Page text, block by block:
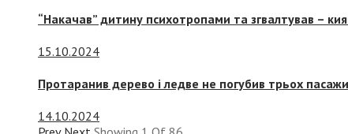
“Накачав” дитину психотропами та згвалтував –
15.10.2024
Протаранив дерево і ледве не погубив трьох
14.10.2024